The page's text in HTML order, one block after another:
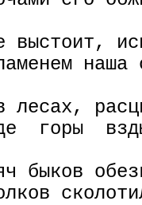
наша
лесах,
горы
быков